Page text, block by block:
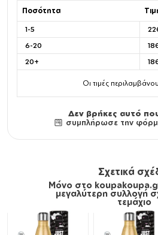
Ποσότητα
1-5
6-20
20+
Οι τιμές
Δεν βρήκες αυτό
συμπλήρωσε την
Σχετικά
Μόνο στο
μεγαλύτερη συλλογή
τεμάχιο